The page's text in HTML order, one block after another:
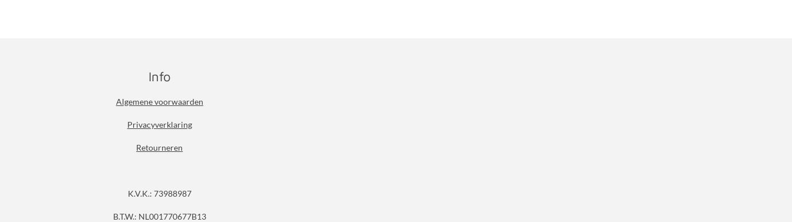
Info
Algemene voorwaarden
Privacyverklaring
Retourneren
K.V.K.: 73988987
B.T.W.: NL001770677B13